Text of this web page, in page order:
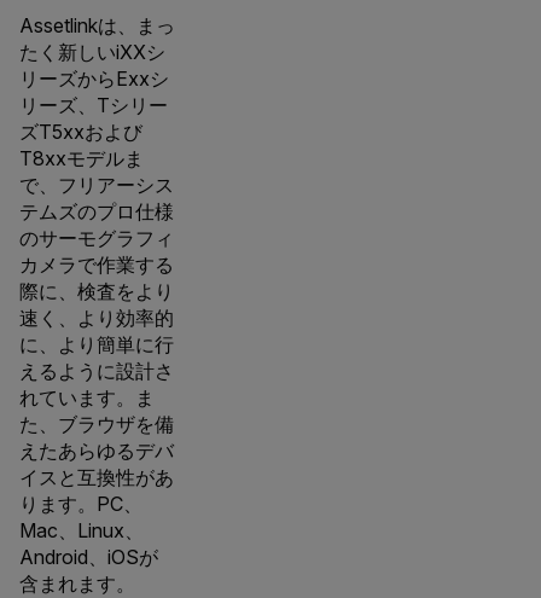
Assetlinkは、まっ
たく新しいiXXシ
リーズからExxシ
リーズ、Tシリー
ズT5xxおよび
T8xxモデルま
で、フリアーシス
テムズのプロ仕様
のサーモグラフィ
カメラで作業する
際に、検査をより
速く、より効率的
に、より簡単に行
えるように設計さ
れています。ま
た、ブラウザを備
えたあらゆるデバ
イスと互換性があ
ります。PC、
Mac、Linux、
Android、iOSが
含まれます。